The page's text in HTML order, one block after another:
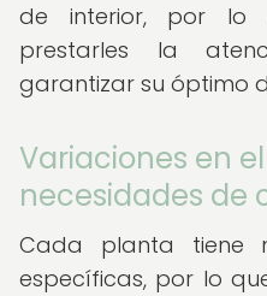
de interior, por lo
prestarles la
garantizar su óptimo
Variaciones en
necesidades de
Cada planta tiene
específicas, por lo